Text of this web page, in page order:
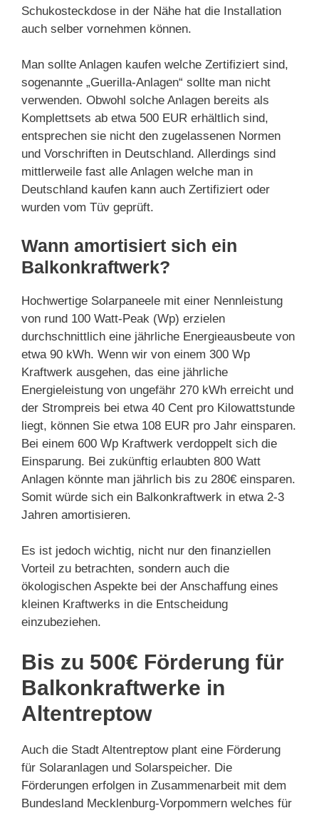
Schukosteckdose in der Nähe hat die Installation
auch selber vornehmen können.
Man sollte Anlagen kaufen welche Zertifiziert sind,
sogenannte „Guerilla-Anlagen“ sollte man nicht
verwenden. Obwohl solche Anlagen bereits als
Komplettsets ab etwa 500 EUR erhältlich sind,
entsprechen sie nicht den zugelassenen Normen
und Vorschriften in Deutschland. Allerdings sind
mittlerweile fast alle Anlagen welche man in
Deutschland kaufen kann auch Zertifiziert oder
wurden vom Tüv geprüft.
Wann amortisiert sich ein
Balkonkraftwerk?
Hochwertige Solarpaneele mit einer Nennleistung
von rund 100 Watt-Peak (Wp) erzielen
durchschnittlich eine jährliche Energieausbeute von
etwa 90 kWh. Wenn wir von einem 300 Wp
Kraftwerk ausgehen, das eine jährliche
Energieleistung von ungefähr 270 kWh erreicht und
der Strompreis bei etwa 40 Cent pro Kilowattstunde
liegt, können Sie etwa 108 EUR pro Jahr einsparen.
Bei einem 600 Wp Kraftwerk verdoppelt sich die
Einsparung. Bei zukünftig erlaubten 800 Watt
Anlagen könnte man jährlich bis zu 280€ einsparen.
Somit würde sich ein Balkonkraftwerk in etwa 2-3
Jahren amortisieren.
Es ist jedoch wichtig, nicht nur den finanziellen
Vorteil zu betrachten, sondern auch die
ökologischen Aspekte bei der Anschaffung eines
kleinen Kraftwerks in die Entscheidung
einzubeziehen.
Bis zu 500€ Förderung für
Balkonkraftwerke in
Altentreptow
Auch die Stadt Altentreptow plant eine Förderung
für Solaranlagen und Solarspeicher. Die
Förderungen erfolgen in Zusammenarbeit mit dem
Bundesland Mecklenburg-Vorpommern welches für